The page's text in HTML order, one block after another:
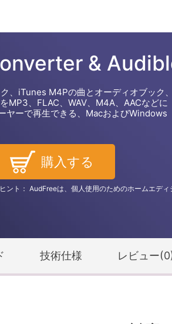
&
iTunes M4Pの曲とオーディオブック、
MP3、FLAC、WAV、M4A、AACなどに
ヤーで再生できる、MacおよびWindows
購入する
ント： AudFreeは、個人使用のためのホームエディ
技術仕様 レビュー(0